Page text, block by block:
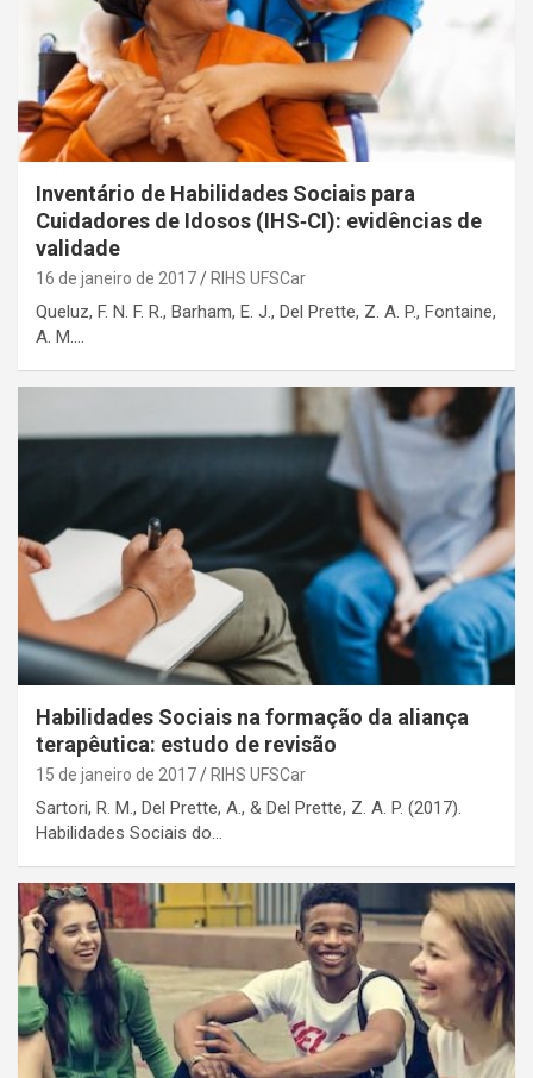
Inventário de Habilidades Sociais para
Cuidadores de Idosos (IHS‑CI): evidências de
validade
16 de janeiro de 2017 RIHS UFSCar
Queluz, F. N. F. R., Barham, E. J., Del Prette, Z. A. P., Fontaine,
A. M.…
Habilidades Sociais na formação da aliança
terapêutica: estudo de revisão
15 de janeiro de 2017 RIHS UFSCar
Sartori, R. M., Del Prette, A., & Del Prette, Z. A. P. (2017).
Habilidades Sociais do…